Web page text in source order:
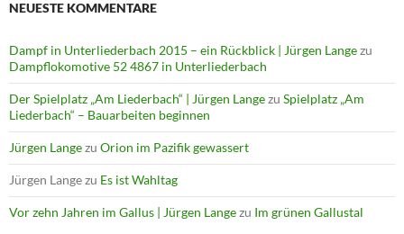
NEUESTE KOMMENTARE
Dampf in Unterliederbach 2015 – ein Rückblick | Jürgen Langezu
Dampflokomotive 52 4867 in Unterliederbach
Der Spielplatz „Am Liederbach“ | Jürgen Langezu Spielplatz „Am
Liederbach“ – Bauarbeiten beginnen
Jürgen Langezu Orion im Pazifik gewassert
Jürgen Langezu Es ist Wahltag
Vor zehn Jahren im Gallus | Jürgen Langezu Im grünen Gallustal